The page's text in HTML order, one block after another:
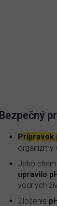
Bezpečný
Prípravok
organizmy
Jeho
upravilo
vodných
Zloženie